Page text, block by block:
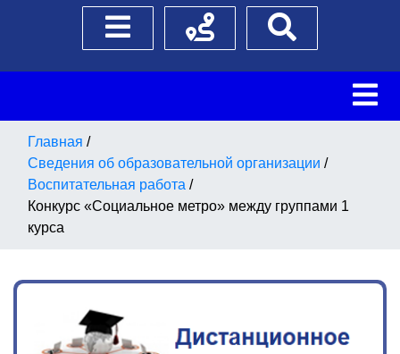
Боковое менюСхема проезда
Главная /
Сведения об образовательной организации /
Воспитательная работа /
Конкурс «Социальное метро» между группами 1
курса